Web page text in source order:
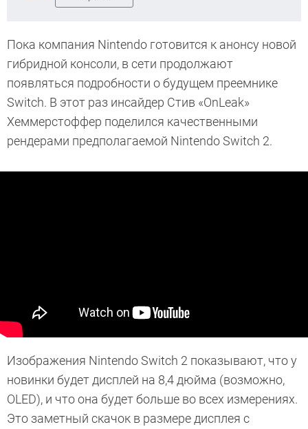
Пока компания Nintendo готовится к анонсу новой
гибридной консоли, в сети продолжают
появляться подробности о будущем преемнике
Switch. В этот раз инсайдер Стив «OnLeak»
Хеммерстоффер поделился качественными
рендерами предполагаемой Nintendo Switch 2.
Изображения Nintendo Switch 2 показывают, что у
новинки будет дисплей на 8,4 дюйма (возможно,
OLED), и что она будет больше во всех измерениях.
Это заметный скачок в размере дисплея с